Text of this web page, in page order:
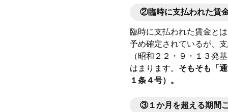
②臨時に支払われた賃
臨時に支払われた賃金と
予め確定されているが、
（昭和２２・９・１３発
はまります。 そもそも「
１条４号）。
③１か月を超える期間